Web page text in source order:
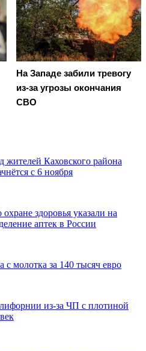
На Западе забили тревогу
из-за угрозы окончания
СВО
Каховского района
с 6 ноября
здоровья указали на
аптек в России
с молотка за 140 тысяч евро
из-за ЧП с плотиной